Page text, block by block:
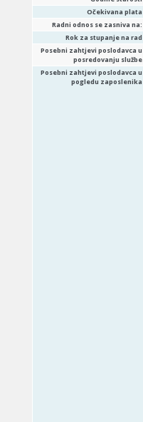
Očekivana plata
Radni odnos se zasniva na:
Rok za stupanje na rad
Posebni zahtjevi poslodavca u
posredovanju službe
Posebni zahtjevi poslodavca u
pogledu zaposlenika